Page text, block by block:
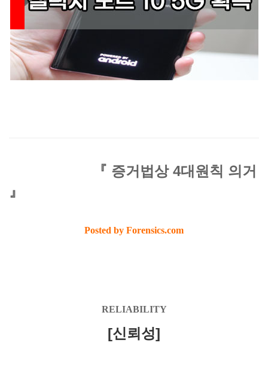
『 증거법상 4대원칙 의거
』
Posted by Forensics.com
RELIABILITY
[신뢰성]